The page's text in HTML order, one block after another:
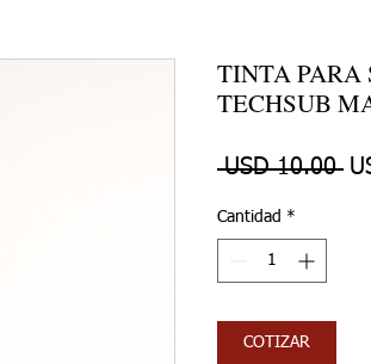
TINTA
TECHSUB
USD 10.00
Cantidad *
COTIZAR